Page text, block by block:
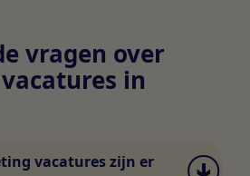
vragen over
in
vacatures zijn er